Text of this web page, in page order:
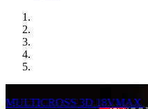
MULTICROSS 3D 18VMAX